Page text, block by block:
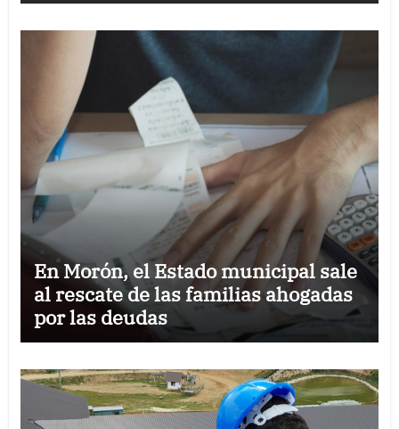
En Morón, el Estado municipal sale
al rescate de las familias ahogadas
por las deudas